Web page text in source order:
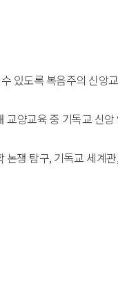
있도록 복음주의 신앙
양교육 중 기독교 신
쟁 탐구, 기독교 세계